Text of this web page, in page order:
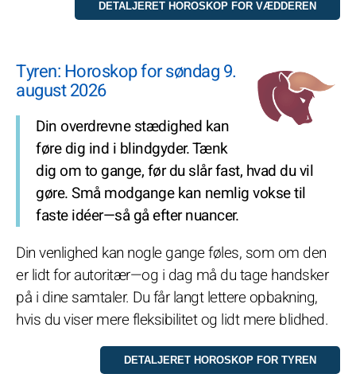
Tyren: Horoskop for søndag 9.
august 2026
Din overdrevne stædighed kan
føre dig ind i blindgyder. Tænk
dig om to gange, før du slår fast, hvad du vil
gøre. Små modgange kan nemlig vokse til
faste idéer—så gå efter nuancer.
Din venlighed kan nogle gange føles, som om den
er lidt for autoritær—og i dag må du tage handsker
på i dine samtaler. Du får langt lettere opbakning,
hvis du viser mere fleksibilitet og lidt mere blidhed.